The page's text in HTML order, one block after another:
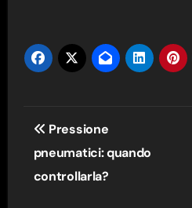
Navigazione
articoli
Pressione
pneumatici: quando
controllarla?